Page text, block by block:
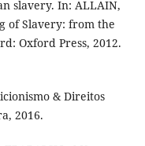
slavery. In: ALLAIN,
of Slavery: from the
Oxford Press, 2012.
& Direitos
2016.